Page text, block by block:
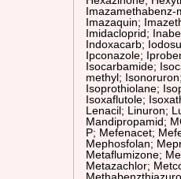
Imazamethabenz-
Imazaquin;
Imidacloprid;
Indoxacarb;
Ipconazole;
Isocarbamide;
methyl;
Isoprothiolane;
Isoxaflutole;
Lenacil; Linuron;
Mandipropamid;
P; Mefenacet;
Mephosfolan;
Metaflumizone;
Metazachlor;